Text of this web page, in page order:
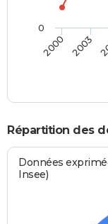
2000 2003
0
Répartition des
Données
Insee)